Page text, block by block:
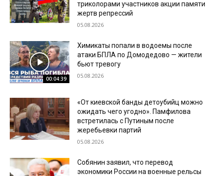
триколорами участников акции памяти
жертв репрессий
05.08.2026
00:04:39
Химикаты попали в водоемы после
атаки БПЛА по Домодедово — жители
бьют тревогу
05.08.2026
«От киевской банды детоубийц можно
ожидать чего угодно». Памфилова
встретилась с Путиным после
жеребьевки партий
05.08.2026
Собянин заявил, что перевод
экономики России на военные рельсы